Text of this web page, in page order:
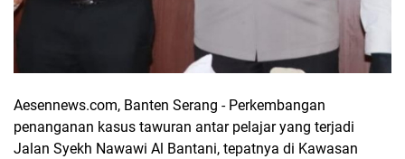
Aesennews.com, Banten Serang - Perkembangan
penanganan kasus tawuran antar pelajar yang terjadi
Jalan Syekh Nawawi Al Bantani, tepatnya di Kawasan